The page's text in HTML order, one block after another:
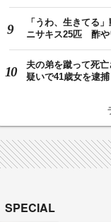
「うわ、生きてる
ニサキス25匹 酢や
夫の弟を蹴って死亡
疑いで41歳女を逮
SPECIAL